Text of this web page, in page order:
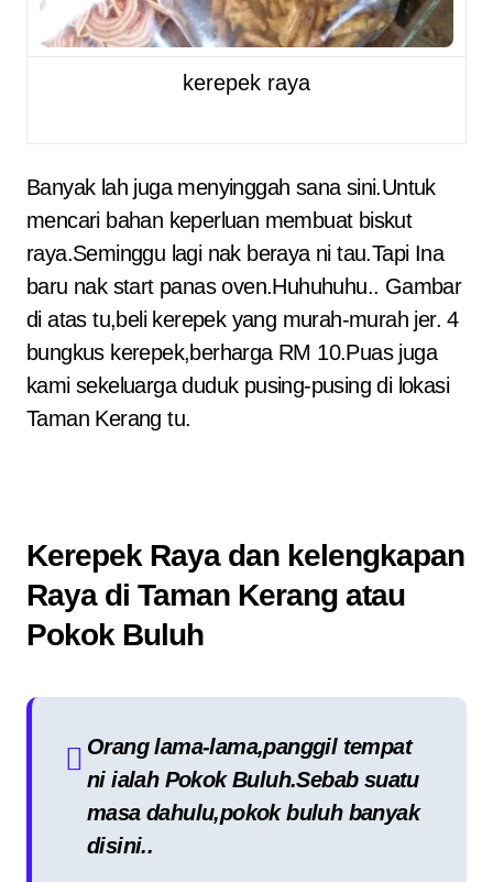
kerepek raya
Banyak lah juga menyinggah sana sini.Untuk
mencari bahan keperluan membuat biskut
raya.Seminggu lagi nak beraya ni tau.Tapi Ina
baru nak start panas oven.Huhuhuhu.. Gambar
di atas tu,beli kerepek yang murah-murah jer. 4
bungkus kerepek,berharga RM 10.Puas juga
kami sekeluarga duduk pusing-pusing di lokasi
Taman Kerang tu.
Kerepek Raya dan kelengkapan
Raya di Taman Kerang atau
Pokok Buluh
Orang lama-lama,panggil tempat
ni ialah Pokok Buluh.Sebab suatu
masa dahulu,pokok buluh banyak
disini..